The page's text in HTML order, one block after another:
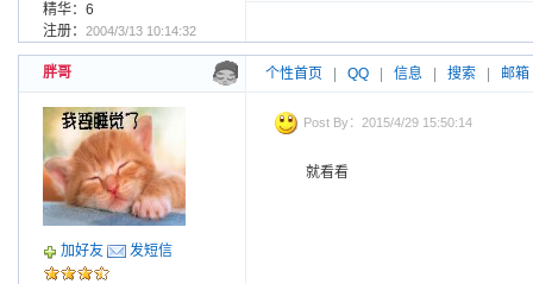
精华：6
注册： 2004/3/13 10:14:32
胖哥 个性首页 QQ 信息 搜索 邮箱
加好友 发短信
Post By：2015/4/29 15:50:14
就看看